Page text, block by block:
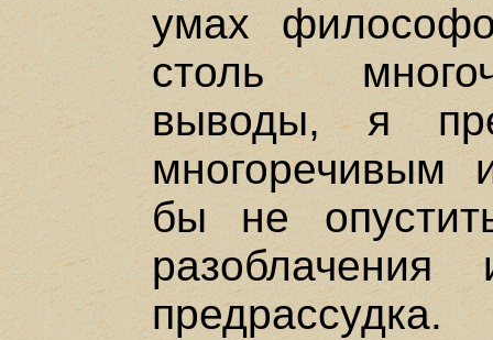
умах
столь
выводы, я
многоречивым
бы не
разоблачения
предрассудка.